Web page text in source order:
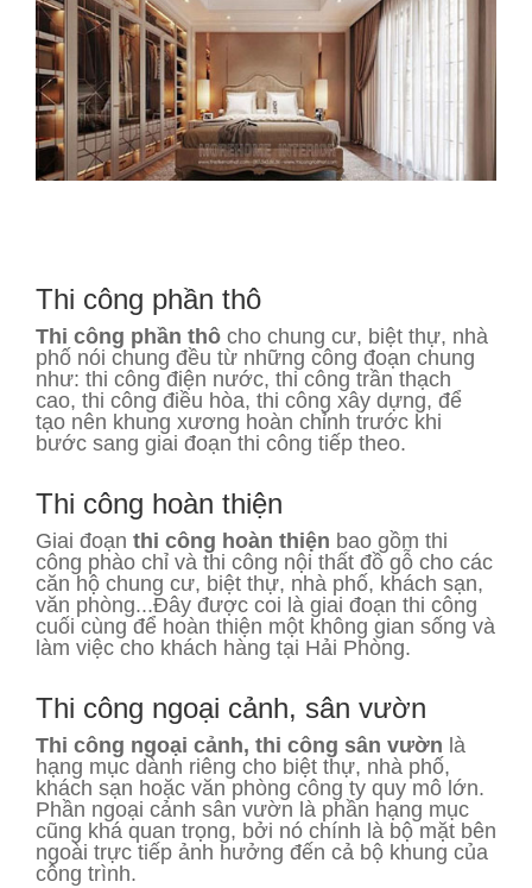
Thi công phần thô
Thi công phần thô cho chung cư, biệt thự, nhà
phố nói chung đều từ những công đoạn chung
như: thi công điện nước, thi công trần thạch
cao, thi công điều hòa, thi công xây dựng, để
tạo nên khung xương hoàn chỉnh trước khi
bước sang giai đoạn thi công tiếp theo.
Thi công hoàn thiện
Giai đoạn thi công hoàn thiện bao gồm thi
công phào chỉ và thi công nội thất đồ gỗ cho các
căn hộ chung cư, biệt thự, nhà phố, khách sạn,
văn phòng...Đây được coi là giai đoạn thi công
cuối cùng để hoàn thiện một không gian sống và
làm việc cho khách hàng tại Hải Phòng.
Thi công ngoại cảnh, sân vườn
Thi công ngoại cảnh, thi công sân vườn là
hạng mục dành riêng cho biệt thự, nhà phố,
khách sạn hoặc văn phòng công ty quy mô lớn.
Phần ngoại cảnh sân vườn là phần hạng mục
cũng khá quan trọng, bởi nó chính là bộ mặt bên
ngoài trực tiếp ảnh hưởng đến cả bộ khung của
công trình.